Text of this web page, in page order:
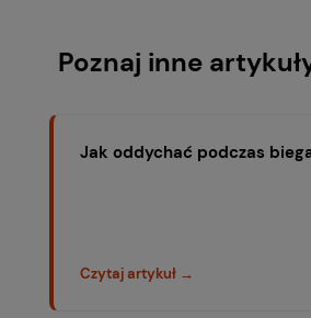
Poznaj inne
Jak oddychać podczas
Czytaj artykuł →